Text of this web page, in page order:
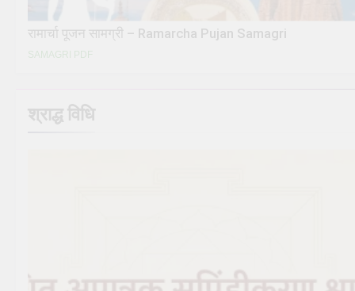
रामार्चा पूजन सामग्री – Ramarcha Pujan Samagri
SAMAGRI PDF
श्राद्ध विधि